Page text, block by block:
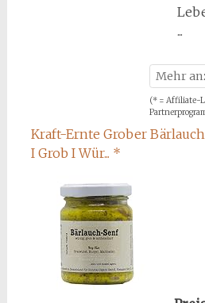
(* = Affiliate-
Kraft-Ernte Grober
I Grob I Wür... *